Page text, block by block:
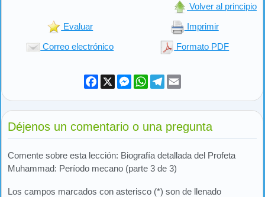
Volver al principio
Evaluar Imprimir
Correo electrónico Formato PDF
Facebook
X Messenger
WhatsApp
Telegram
Déjenos un comentario o una pregunta
Comente sobre esta lección: Biografía detallada del Profeta
Muhammad: Período mecano (parte 3 de 3)
Los campos marcados con asterisco (*) son de llenado